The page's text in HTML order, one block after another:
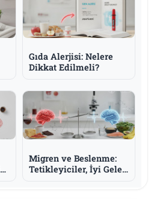
Gıda Alerjisi: Nelere
Dikkat Edilmeli?
Migren ve Beslenme:
Tetikleyiciler, İyi Gelen